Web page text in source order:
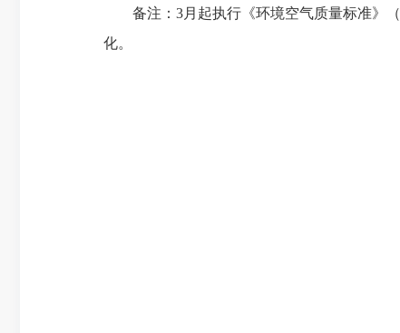
备注： 3月起执行《环境空气质量标准》（
化。